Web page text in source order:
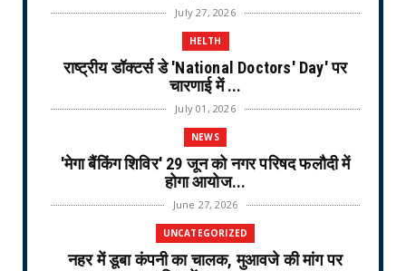
July 27, 2026
HELTH
राष्ट्रीय डॉक्टर्स डे 'National Doctors' Day' पर
चारणाई में ...
July 01, 2026
NEWS
'मेगा बैंकिंग शिविर' 29 जून को नगर परिषद फलौदी में
होगा आयोज...
June 27, 2026
UNCATEGORIZED
नहर में डूबा कंपनी का चालक, मुआवजे की मांग पर